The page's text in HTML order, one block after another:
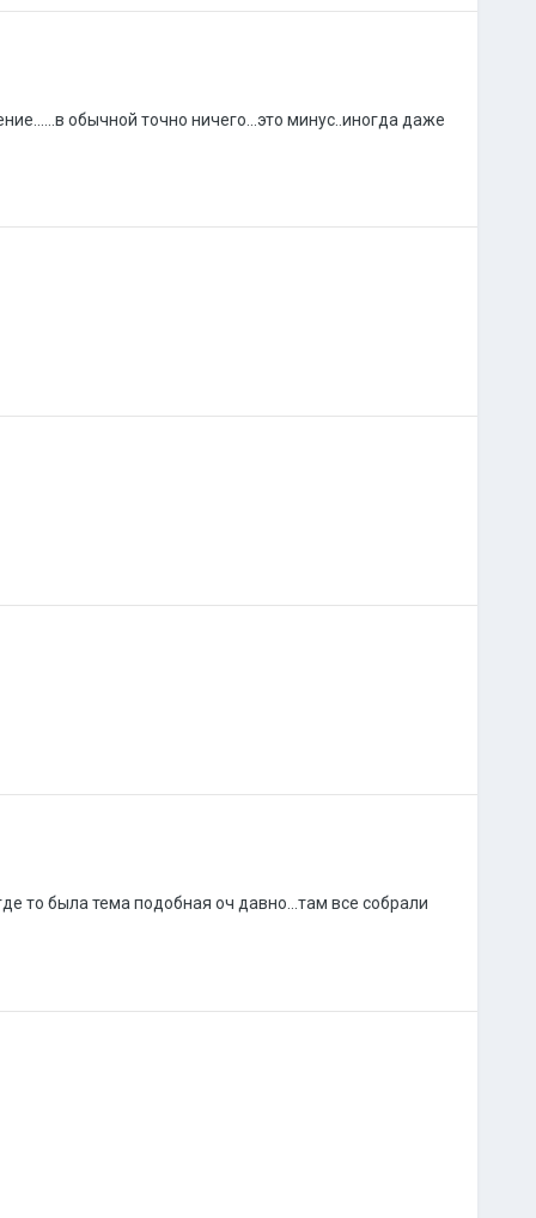
обычной точно ничего...это минус..иногда даже
то была тема подобная оч давно...там все собрали